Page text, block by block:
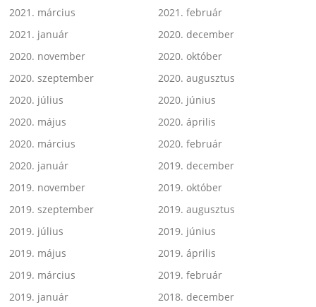
2021. március
2021. február
2021. január
2020. december
2020. november
2020. október
2020. szeptember
2020. augusztus
2020. július
2020. június
2020. május
2020. április
2020. március
2020. február
2020. január
2019. december
2019. november
2019. október
2019. szeptember
2019. augusztus
2019. július
2019. június
2019. május
2019. április
2019. március
2019. február
2019. január
2018. december